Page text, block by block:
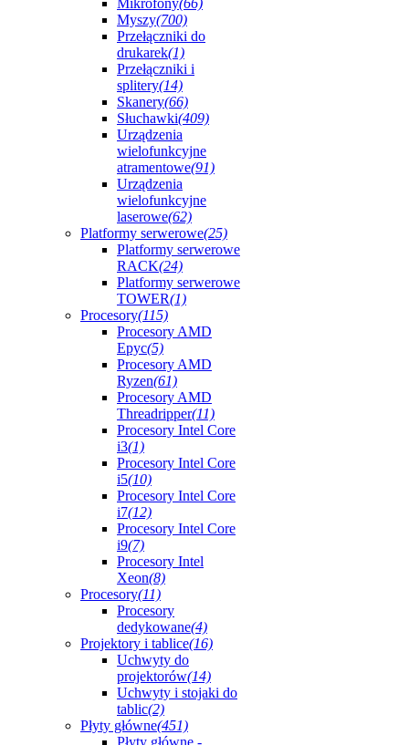
Mikrofony(66)
Myszy(700)
Przełączniki do
drukarek(1)
Przełączniki i
splitery(14)
Skanery(66)
Słuchawki(409)
Urządzenia
wielofunkcyjne
atramentowe(91)
Urządzenia
wielofunkcyjne
laserowe(62)
Platformy serwerowe(25)
Platformy serwerowe
RACK(24)
Platformy serwerowe
TOWER(1)
Procesory(115)
Procesory AMD
Epyc(5)
Procesory AMD
Ryzen(61)
Procesory AMD
Threadripper(11)
Procesory Intel Core
i3(1)
Procesory Intel Core
i5(10)
Procesory Intel Core
i7(12)
Procesory Intel Core
i9(7)
Procesory Intel
Xeon(8)
Procesory(11)
Procesory
dedykowane(4)
Projektory i tablice(16)
Uchwyty do
projektorów(14)
Uchwyty i stojaki do
tablic(2)
Płyty główne(451)
Płyty główne -